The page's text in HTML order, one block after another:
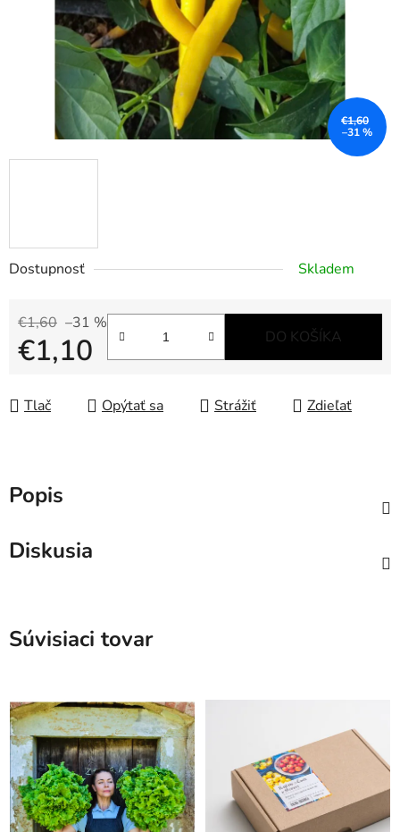
Dostupnosť Skladem
€1,60 –31 %
€1,10 DO KOŠÍKA
Tlač Opýtať sa Strážiť Zdieľať
€1,60
–31 %
Popis
Diskusia
Súvisiaci tovar